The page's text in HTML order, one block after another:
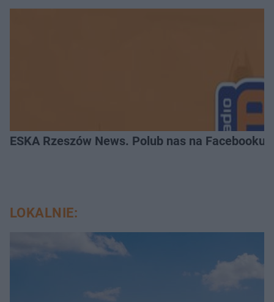
ESKA Rzeszów News. Polub nas na Facebooku!
LOKALNIE: